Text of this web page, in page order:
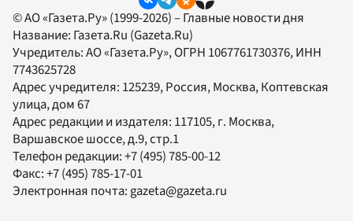
© АО «Газета.Ру» (1999-2026) – Главные новости дня
Название: Газета.Ru (Gazeta.Ru)
Учредитель:АО «Газета.Ру», ОГРН 1067761730376, ИНН
7743625728
Адрес учредителя: 125239, Россия, Москва, Коптевская
улица, дом 67
Адрес редакции и издателя: 117105, г. Москва,
Варшавское шоссе, д.9, стр.1
Телефон редакции:+7 (495) 785-00-12
Факс:+7 (495) 785-17-01
Электронная почта:gazeta@gazeta.ru